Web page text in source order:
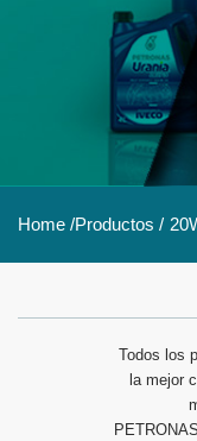
Home /Productos /
Todos los
la mejor